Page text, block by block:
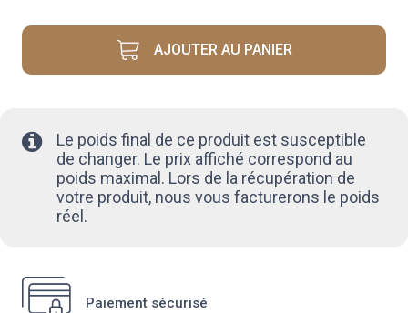
VICTORIA
AJOUTER AU PANIER
Le poids final de ce produit est susceptible
de changer. Le prix affiché correspond au
poids maximal. Lors de la récupération de
votre produit, nous vous facturerons le poids
réel.
Paiement sécurisé